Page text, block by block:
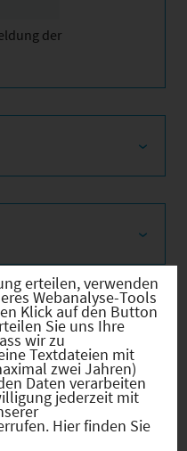
der
erteilen, verwenden
Webanalyse-Tools
Klick auf den Button
Sie uns Ihre
wir zu
Textdateien mit
zwei Jahren)
Daten verarbeiten
jederzeit mit
Hier finden Sie